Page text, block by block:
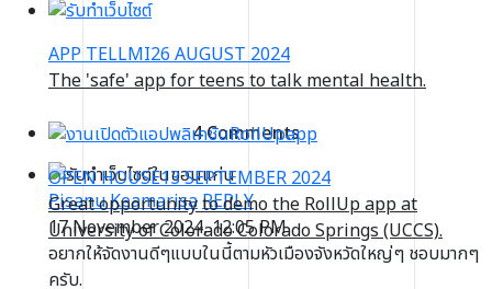
APP TELLMI26 AUGUST 2024
The 'safe' app for teens to talk mental health.
OPEN HOUSE13 SEPTEMBER 2024
Great opportunity to demo the RollUp app at
University of Colorado Colorado Springs (UCCS).
4 Comments
Pisanu KeamarisaREPLY
17 November 2024, 12:05 PM
อยากให้จัดงานดีๆแบบในนี้ตามหัวเมืองจังหวัดใหญ่ๆ ชอบมากๆ
ครับ.